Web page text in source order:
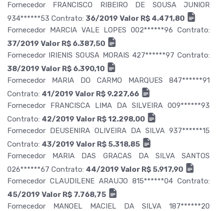
Fornecedor FRANCISCO RIBEIRO DE SOUSA JUNIOR
934******53 Contrato: 36/2019 Valor R$ 4.471,80
Fornecedor MARCIA VALE LOPES 002******96 Contrato:
37/2019 Valor R$ 6.387,50
Fornecedor IRIENIS SOUSA MORAIS 427******97 Contrato:
38/2019 Valor R$ 6.390,10
Fornecedor MARIA DO CARMO MARQUES 847******91
Contrato: 41/2019 Valor R$ 9.227,66
Fornecedor FRANCISCA LIMA DA SILVEIRA 009******93
Contrato: 42/2019 Valor R$ 12.298,00
Fornecedor DEUSENIRA OLIVEIRA DA SILVA 937******15
Contrato: 43/2019 Valor R$ 5.318,85
Fornecedor MARIA DAS GRACAS DA SILVA SANTOS
026******67 Contrato: 44/2019 Valor R$ 5.917,90
Fornecedor CLAUDILENE ARAUJO 815******04 Contrato:
45/2019 Valor R$ 7.768,75
Fornecedor MANOEL MACIEL DA SILVA 187******20